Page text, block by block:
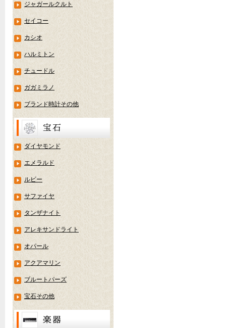
ジャガールクルト
セイコー
カシオ
ハルミトン
チュードル
ガガミラノ
ブランド時計その他
ダイヤモンド
エメラルド
ルビー
サファイヤ
タンザナイト
アレキサンドライト
オパール
アクアマリン
ブルートパーズ
宝石その他